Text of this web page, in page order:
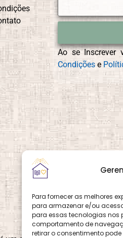
Para fornecer as melhores
para armazenar e/ou
para essas tecnologias nos
comportamento de
retirar o consentimento
Ao se
Condições e